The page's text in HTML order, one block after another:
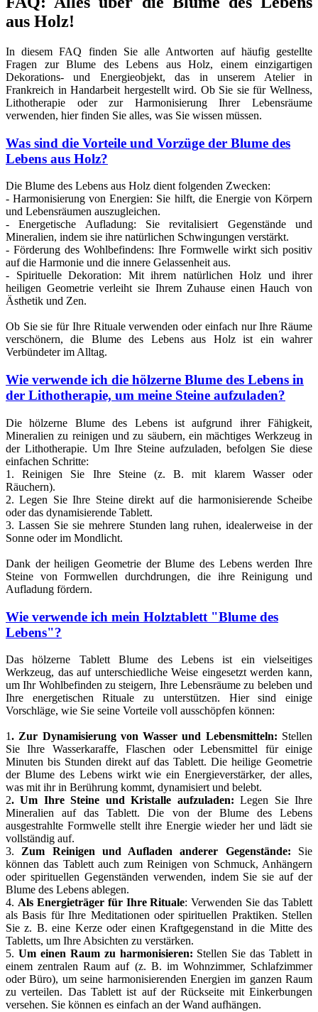
aus Holz!
In diesem FAQ finden Sie alle Antworten auf häufig gestellte
Fragen zur Blume des Lebens aus Holz, einem einzigartigen
Dekorations- und Energieobjekt, das in unserem Atelier in
Frankreich in Handarbeit hergestellt wird. Ob Sie sie für Wellness,
Lithotherapie oder zur Harmonisierung Ihrer Lebensräume
verwenden, hier finden Sie alles, was Sie wissen müssen.
Was sind die Vorteile und Vorzüge der Blume des
Lebens aus Holz?
Die Blume des Lebens aus Holz dient folgenden Zwecken:
- Harmonisierung von Energien: Sie hilft, die Energie von Körpern
und Lebensräumen auszugleichen.
- Energetische Aufladung: Sie revitalisiert Gegenstände und
Mineralien, indem sie ihre natürlichen Schwingungen verstärkt.
- Förderung des Wohlbefindens: Ihre Formwelle wirkt sich positiv
auf die Harmonie und die innere Gelassenheit aus.
- Spirituelle Dekoration: Mit ihrem natürlichen Holz und ihrer
heiligen Geometrie verleiht sie Ihrem Zuhause einen Hauch von
Ästhetik und Zen.
Ob Sie sie für Ihre Rituale verwenden oder einfach nur Ihre Räume
verschönern, die Blume des Lebens aus Holz ist ein wahrer
Verbündeter im Alltag.
Wie verwende ich die hölzerne Blume des Lebens in
der Lithotherapie, um meine Steine aufzuladen?
Die hölzerne Blume des Lebens ist aufgrund ihrer Fähigkeit,
Mineralien zu reinigen und zu säubern, ein mächtiges Werkzeug in
der Lithotherapie. Um Ihre Steine aufzuladen, befolgen Sie diese
einfachen Schritte:
1. Reinigen Sie Ihre Steine (z. B. mit klarem Wasser oder
Räuchern).
2. Legen Sie Ihre Steine direkt auf die harmonisierende Scheibe
oder das dynamisierende Tablett.
3. Lassen Sie sie mehrere Stunden lang ruhen, idealerweise in der
Sonne oder im Mondlicht.
Dank der heiligen Geometrie der Blume des Lebens werden Ihre
Steine von Formwellen durchdrungen, die ihre Reinigung und
Aufladung fördern.
Wie verwende ich mein Holztablett "Blume des
Lebens"?
Das hölzerne Tablett Blume des Lebens ist ein vielseitiges
Werkzeug, das auf unterschiedliche Weise eingesetzt werden kann,
um Ihr Wohlbefinden zu steigern, Ihre Lebensräume zu beleben und
Ihre energetischen Rituale zu unterstützen. Hier sind einige
Vorschläge, wie Sie seine Vorteile voll ausschöpfen können:
1. Zur Dynamisierung von Wasser und Lebensmitteln: Stellen
Sie Ihre Wasserkaraffe, Flaschen oder Lebensmittel für einige
Minuten bis Stunden direkt auf das Tablett. Die heilige Geometrie
der Blume des Lebens wirkt wie ein Energieverstärker, der alles,
was mit ihr in Berührung kommt, dynamisiert und belebt.
2. Um Ihre Steine und Kristalle aufzuladen: Legen Sie Ihre
Mineralien auf das Tablett. Die von der Blume des Lebens
ausgestrahlte Formwelle stellt ihre Energie wieder her und lädt sie
vollständig auf.
3. Zum Reinigen und Aufladen anderer Gegenstände: Sie
können das Tablett auch zum Reinigen von Schmuck, Anhängern
oder spirituellen Gegenständen verwenden, indem Sie sie auf der
Blume des Lebens ablegen.
4. Als Energieträger für Ihre Rituale: Verwenden Sie das Tablett
als Basis für Ihre Meditationen oder spirituellen Praktiken. Stellen
Sie z. B. eine Kerze oder einen Kraftgegenstand in die Mitte des
Tabletts, um Ihre Absichten zu verstärken.
5. Um einen Raum zu harmonisieren: Stellen Sie das Tablett in
einem zentralen Raum auf (z. B. im Wohnzimmer, Schlafzimmer
oder Büro), um seine harmonisierenden Energien im ganzen Raum
zu verteilen. Das Tablett ist auf der Rückseite mit Einkerbungen
versehen. Sie können es einfach an der Wand aufhängen.